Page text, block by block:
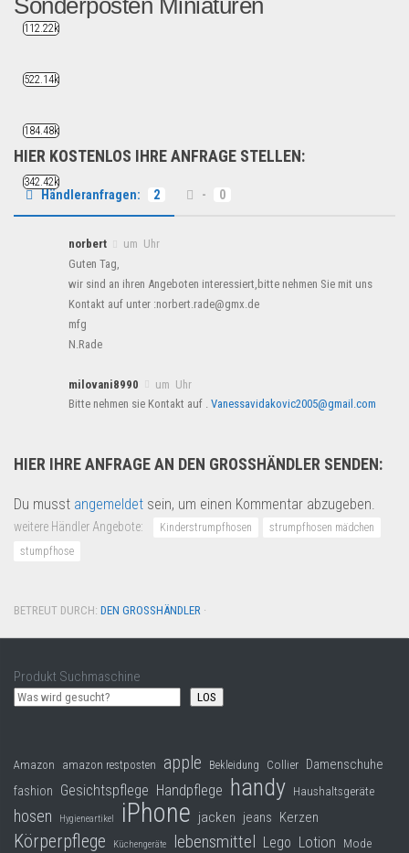
Sonderposten Miniaturen
HIER KOSTENLOS IHRE ANFRAGE STELLEN:
Händleranfragen: 2 - 0
norbert
um Uhr
Guten Tag,
wir sind an ihren Angeboten interessiert,bitte nehmen Sie mit uns
Kontakt auf unter :norbert.rade@gmx.de
mfg
N.Rade
milovani8990
um Uhr
Bitte nehmen sie Kontakt auf . Vanessavidakovic2005@gmail.com
HIER IHRE ANFRAGE AN DEN GROSSHÄNDLER SENDEN:
Du musst angemeldet sein, um einen Kommentar abzugeben.
weitere Händler Angebote: Kinderstrumpfhosen
strumpfhosen mädchen
stumpfhose
BETREUT DURCH: DEN GROSSHÄNDLER ·
Produkt Suchmaschine
LOS
Amazon amazon restposten apple Bekleidung Collier Damenschuhe
fashion Gesichtspflege Handpflege handy Haushaltsgeräte
hosen Hygieneartikel iPhone jacken jeans Kerzen
Körperpflege Küchengeräte lebensmittel Lego Lotion Mode
112.22k
522.14k
184.48k
342.42k